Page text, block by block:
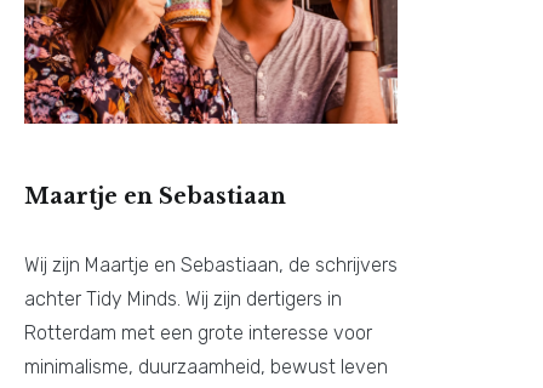
Maartje en Sebastiaan
Wij zijn Maartje en Sebastiaan, de schrijvers
achter Tidy Minds. Wij zijn dertigers in
Rotterdam met een grote interesse voor
minimalisme, duurzaamheid, bewust leven